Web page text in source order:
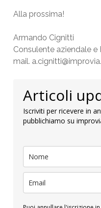
Alla prossima!
Armando Cignitti
Consulente aziendale
mail.
Articoli
Iscriviti per ricevere in
pubblichiamo su